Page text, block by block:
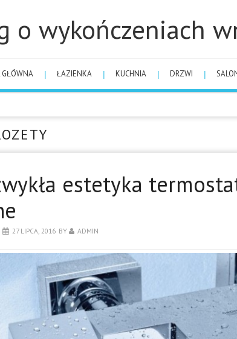
o wykończeniach
GŁÓWNA ŁAZIENKA KUCHNIA DRZWI
estetyka
27 LIPCA, 2016 BY ADMIN